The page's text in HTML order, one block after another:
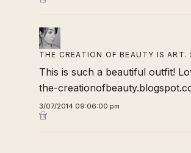
THE CREATION OF BEAUTY IS ART.
This is such a beautiful outfit!
the-
3/07/2014 09:06:00 pm